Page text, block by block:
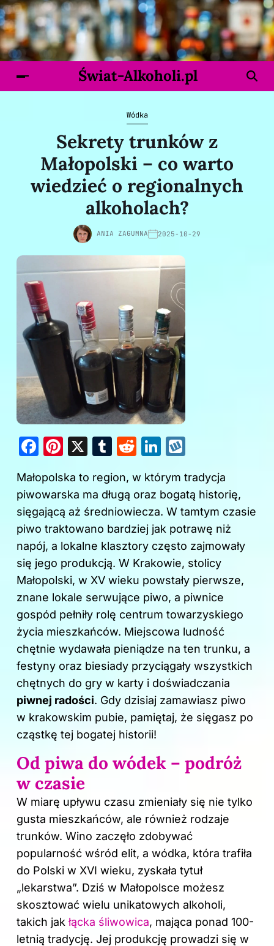
Świat-Alkoholi.pl
Wódka
Sekrety trunków z
Małopolski – co warto
wiedzieć o regionalnych
alkoholach?
ANIA ZAGUMNA 2025-10-29
F
c
e
b
o
o
k
Pi
er
e
st
X
T
m
bl
r
R
d
di
t
Li
k
e
dI
n
k
o
p
Małopolska to region, w którym tradycja
piwowarska ma długą oraz bogatą historię,
sięgającą aż średniowiecza. W tamtym czasie
piwo traktowano bardziej jak potrawę niż
napój, a lokalne klasztory często zajmowały
się jego produkcją. W Krakowie, stolicy
Małopolski, w XV wieku powstały pierwsze,
znane lokale serwujące piwo, a piwnice
gospód pełniły rolę centrum towarzyskiego
życia mieszkańców. Miejscowa ludność
chętnie wydawała pieniądze na ten trunku, a
festyny oraz biesiady przyciągały wszystkich
chętnych do gry w karty i doświadczania
piwnej radości. Gdy dzisiaj zamawiasz piwo
w krakowskim pubie, pamiętaj, że sięgasz po
cząstkę tej bogatej historii!
Od piwa do wódek – podróż
w czasie
W miarę upływu czasu zmieniały się nie tylko
gusta mieszkańców, ale również rodzaje
trunków. Wino zaczęło zdobywać
popularność wśród elit, a wódka, która trafiła
do Polski w XVI wieku, zyskała tytuł
„lekarstwa”. Dziś w Małopolsce możesz
skosztować wielu unikatowych alkoholi,
takich jakłącka śliwowica, mająca ponad 100-
letnią tradycję. Jej produkcję prowadzi się w